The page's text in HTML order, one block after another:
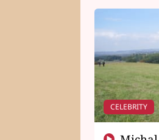
CELEBRITY